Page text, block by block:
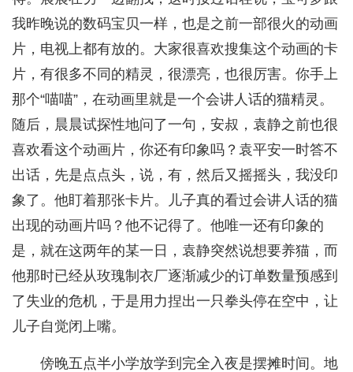
我昨晚说的数码宝贝一样，也是之前一部很火的动画
片，电视上都有放的。大家很喜欢搜集这个动画的卡
片，有很多不同的精灵，很漂亮，也很厉害。你手上
那个“喵喵”，在动画里就是一个会讲人话的猫精灵。
随后，晨晨试探性地问了一句，安叔，袁静之前也很
喜欢看这个动画片，你还有印象吗？袁平安一时答不
出话，先是点点头，说，有，然后又摇摇头，我没印
象了。他盯着那张卡片。儿子真的看过会讲人话的猫
出现的动画片吗？他不记得了。他唯一还有印象的
是，就在这两年的某一日，袁静突然说想要养猫，而
他那时已经从玫瑰制衣厂逐渐减少的订单数量预感到
了失业的危机，于是用力捏出一只拳头停在空中，让
儿子自觉闭上嘴。
傍晚五点半小学放学到完全入夜是摆摊时间。地